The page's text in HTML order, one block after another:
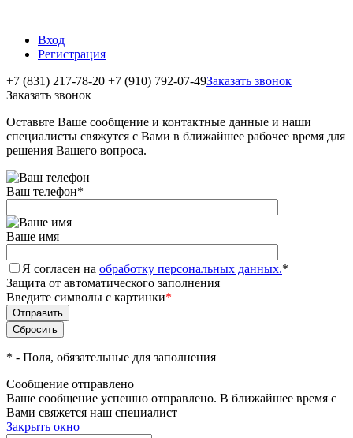
Вход
Регистрация
+7 (831) 217-78-20 +7 (910) 792-07-49Заказать звонок
Заказать звонок
Оставьте Ваше сообщение и контактные данные и наши
специалисты свяжутся с Вами в ближайшее рабочее время для
решения Вашего вопроса.
Ваш телефон*
Ваше имя
Я согласен на обработку персональных данных.*
Защита от автоматического заполнения
Введите символы с картинки*
* - Поля, обязательные для заполнения
Сообщение отправлено
Ваше сообщение успешно отправлено. В ближайшее время с
Вами свяжется наш специалист
Закрыть окно